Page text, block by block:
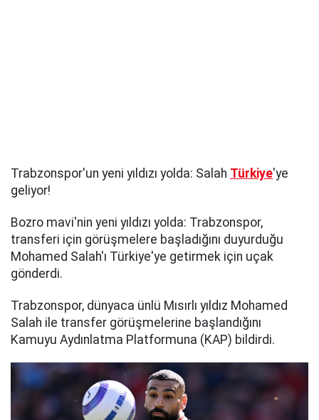
Trabzonspor'un yeni yıldızı yolda: Salah Türkiye'ye
geliyor!
Bozro mavi'nin yeni yıldızı yolda: Trabzonspor,
transferi için görüşmelere başladığını duyurduğu
Mohamed Salah'ı Türkiye'ye getirmek için uçak
gönderdi.
Trabzonspor, dünyaca ünlü Mısırlı yıldız Mohamed
Salah ile transfer görüşmelerine başlandığını
Kamuyu Aydınlatma Platformuna (KAP) bildirdi.